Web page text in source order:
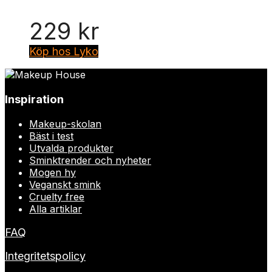
229 kr
Köp hos Lyko
Inspiration
Makeup-skolan
Bäst i test
Utvalda produkter
Sminktrender och nyheter
Mogen hy
Veganskt smink
Cruelty free
Alla artiklar
FAQ
Integritetspolicy